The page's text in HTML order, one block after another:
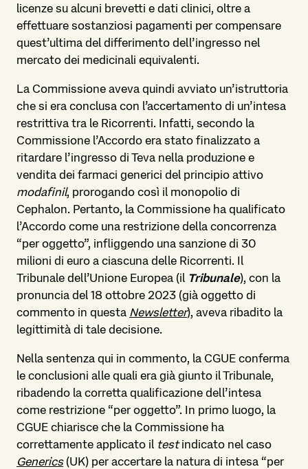
licenze su alcuni brevetti e dati clinici, oltre a
effettuare sostanziosi pagamenti per compensare
quest’ultima del differimento dell’ingresso nel
mercato dei medicinali equivalenti.
La Commissione aveva quindi avviato un’istruttoria
che si era conclusa con l’accertamento di un’intesa
restrittiva tra le Ricorrenti. Infatti, secondo la
Commissione l’Accordo era stato finalizzato a
ritardare l’ingresso di Teva nella produzione e
vendita dei farmaci generici del principio attivo
modafinil, prorogando così il monopolio di
Cephalon. Pertanto, la Commissione ha qualificato
l’Accordo come una restrizione della concorrenza
“per oggetto”, infliggendo una sanzione di 30
milioni di euro a ciascuna delle Ricorrenti. Il
Tribunale dell’Unione Europea (il Tribunale), con la
pronuncia del 18 ottobre 2023 (già oggetto di
commento in questa Newsletter), aveva ribadito la
legittimità di tale decisione.
Nella sentenza qui in commento, la CGUE conferma
le conclusioni alle quali era già giunto il Tribunale,
ribadendo la corretta qualificazione dell’intesa
come restrizione “per oggetto”. In primo luogo, la
CGUE chiarisce che la Commissione ha
correttamente applicato il testindicato nel caso
Generics(UK) per accertare la natura di intesa “per